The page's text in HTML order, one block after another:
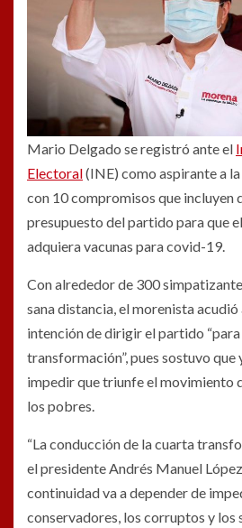
Mario Delgado se registró ante el
Electoral(INE) como aspirante a
con 10 compromisos que incluyen
presupuesto del partido para que
adquiera vacunas para covid-19.
Con alrededor de 300
sana distancia, el morenista
intención de dirigir el partido
transformación”, pues sostuvo que
impedir que triunfe el movimiento
los pobres.
“La conducción de la cuarta
el presidente Andrés Manuel
continuidad va a depender de
conservadores, los corruptos y los